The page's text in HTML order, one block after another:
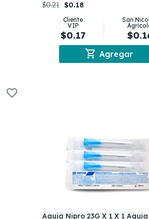
$0.21 $0.18
Cliente
VIP
$0.17
San
shopping_cart Agregar
Aguja Nipro 23G X 1 X 1 Aguja